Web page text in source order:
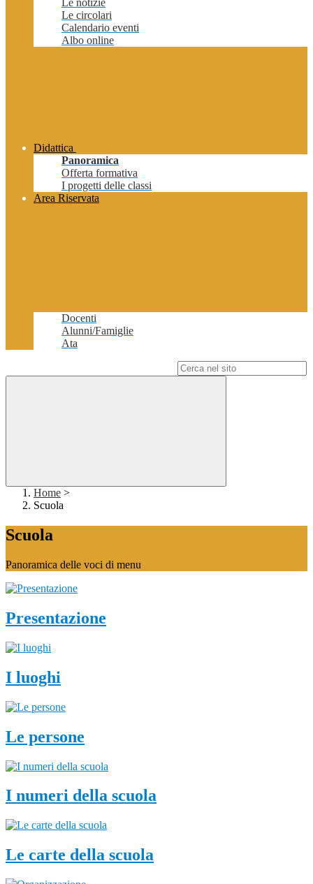
Le notizie
Le circolari
Calendario eventi
Albo online
Didattica
Panoramica
Offerta formativa
I progetti delle classi
Area Riservata
Docenti
Alunni/Famiglie
Ata
Home >
Scuola
Scuola
Panoramica delle voci di menu
Presentazione
I luoghi
Le persone
I numeri della scuola
Le carte della scuola